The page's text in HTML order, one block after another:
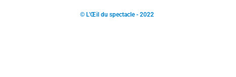
© L'Œil du spectacle - 2022